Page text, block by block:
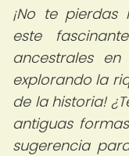
¡No te
este
ancestrales
explorando la
de la historia!
antiguas
sugerencia